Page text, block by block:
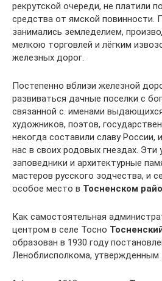
рекрутской очереди, не платили
средства от ямской повинности.
занимались земледелием,
мелкою торговлей и лёгким
железных дорог.
Постепенно вблизи железной
развиваться дачные поселки с
связанной с. именами
художников, поэтов,
некогда составили славу России,
нас в своих родовых гнездах. Эти
заповедники и архитектурные
мастеров русского зодчества, и
особое место в Тосненском
Как самостоятельная
центром в селе Тосно
образован в 1930 году
Леноблисполкома,